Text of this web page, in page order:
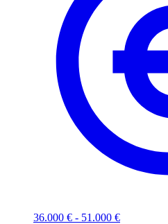
36.000 € - 51.000 €